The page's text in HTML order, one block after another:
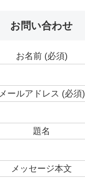
お問い合わせ
お名前 (必須)
メールアドレス (必須)
題名
メッセージ本文